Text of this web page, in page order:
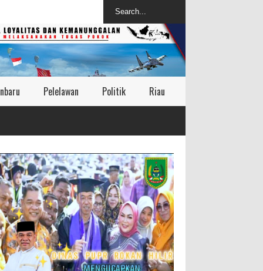
Pelelawan Politik Riau